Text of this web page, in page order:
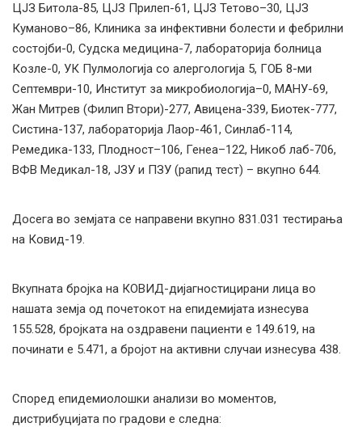
ЦЈЗ Битола-85, ЦЈЗ Прилеп-61, ЦЈЗ Тетово–30, ЦЈЗ
Куманово–86, Клиника за инфективни болести и фебрилни
состојби-0, Судска медицина-7, лабораторија болница
Козле-0, УК Пулмологија со алергологија 5, ГОБ 8-ми
Септември-10, Институт за микробиологија–0, МАНУ-69,
Жан Митрев (Филип Втори)-277, Авицена-339, Биотек-777,
Систина-137, лабораторија Лаор-461, Синлаб-114,
Ремедика-133, Плодност–106, Генеа–122, Никоб лаб-706,
ВФВ Медикал-18, ЈЗУ и ПЗУ (рапид тест) – вкупно 644.
Досега во земјата се направени вкупно 831.031 тестирања
на Ковид-19.
Вкупната бројка на КОВИД-дијагностицирани лица во
нашата земја од почетокот на епидемијата изнесува
155.528, бројката на оздравени пациенти е 149.619, на
починати е 5.471, а бројот на активни случаи изнесува 438.
Според епидемиолошки анализи во моментов,
дистрибуцијата по градови е следна: